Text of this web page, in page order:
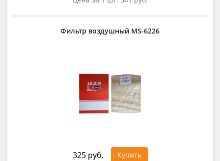
Фильтр воздушный MS-6226
325 руб.
Купить